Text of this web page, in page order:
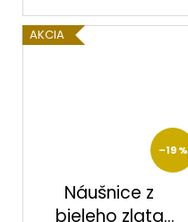
AKCIA
–19 %
Náušnice z
bieleho zlata